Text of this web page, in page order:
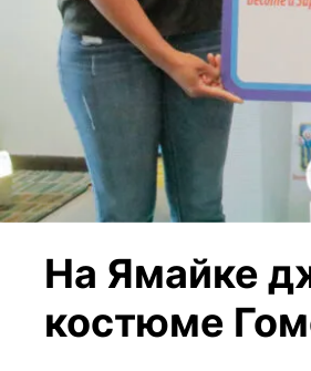
На Ямайке
костюме